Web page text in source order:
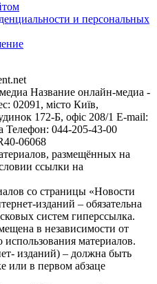
и персональных
Название онлайн-медиа -
02091, місто Київ,
172-Б, офіс 208/1 E-mail:
Телефон: 044-205-43-00
06068
размещённых на
ссылки на
со страницы «Новости
изданий – обязательна
систем гиперссылка.
в независимости от
материалов.
изданий) – должна быть
или в первом абзаце